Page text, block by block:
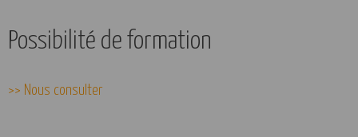
Possibilité de formation
>> Nous consulter